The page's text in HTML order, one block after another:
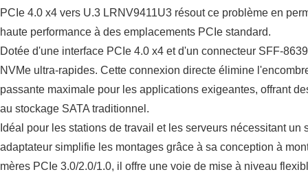
PCIe 4.0 x4 vers U.3 LRNV9411U3 résout ce problème en
haute performance à des emplacements PCIe standard.
Dotée d'une interface PCIe 4.0 x4 et d'un connecteur SFF-
NVMe ultra-rapides. Cette connexion directe élimine
passante maximale pour les applications exigeantes, offrant
au stockage SATA traditionnel.
Idéal pour les stations de travail et les serveurs nécessitant un
adaptateur simplifie les montages grâce à sa conception à
mères PCIe 3.0/2.0/1.0, il offre une voie de mise à niveau